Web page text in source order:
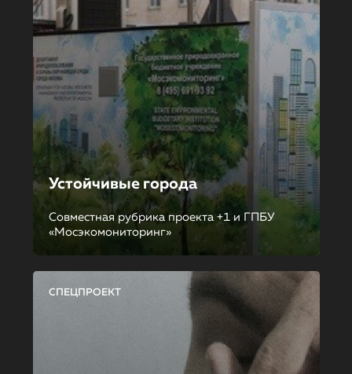
Устойчивые города
Совместная рубрика проекта +1 и ГПБУ
«Мосэкомониторинг»
СПЕЦПРОЕКТ